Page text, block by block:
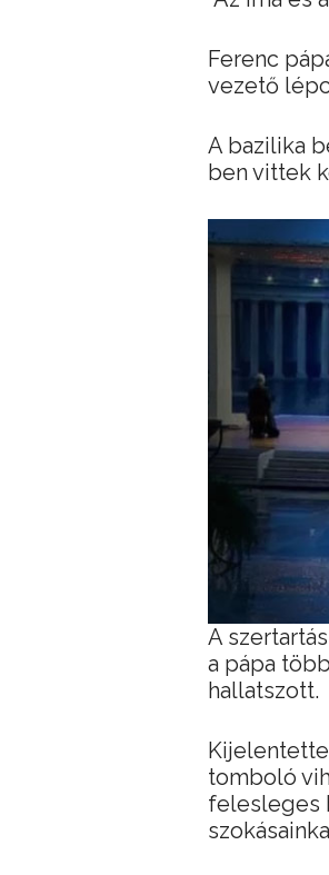
Ferenc
vezető
A bazilika
ben vittek
A
a pápa
hallatszott.
tomboló
felesleges